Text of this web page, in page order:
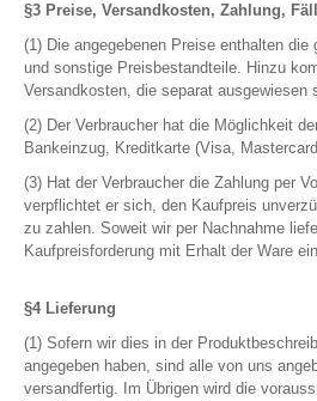
§3 Preise, Versandkosten, Zahlung,
(1) Die angegebenen Preise enthalten
und sonstige Preisbestandteile. Hinzu
Versandkosten, die separat ausgewiesen
(2) Der Verbraucher hat die Möglichkeit
Bankeinzug, Kreditkarte (Visa,
(3) Hat der Verbraucher die Zahlung per
verpflichtet er sich, den Kaufpreis
zu zahlen. Soweit wir per Nachnahme
Kaufpreisforderung mit Erhalt der Ware
§4 Lieferung
(1) Sofern wir dies in der
angegeben haben, sind alle von uns
versandfertig. Im Übrigen wird die